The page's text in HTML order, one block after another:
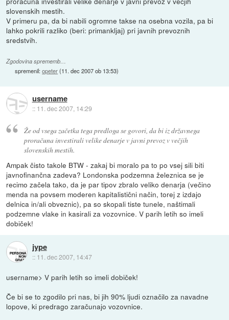
slovenskih mestih.
V primeru pa, da bi nabili ogromne takse na osebna vozila, pa bi
lahko pokrili razliko (beri: primankljaj) pri javnih prevoznih
sredstvih.
Zgodovina sprememb…
spremenil:opeter(11. dec 2007 ob 13:53)
username
:: 11. dec 2007, 14:29
Že od vsega začetka tega predloga se govori, da bi iz državnega
proračuna investirali velike denarje v javni prevoz v večjih
slovenskih mestih.
Ampak čisto takole BTW - zakaj bi moralo pa to po vsej sili biti
javnofinančna zadeva? Londonska podzemna železnica se je
recimo začela tako, da je par tipov zbralo veliko denarja (večino
menda na povsem moderen kapitalistični način, torej z izdajo
delnica in/ali obveznic), pa so skopali tiste tunele, naštimali
podzemne vlake in kasirali za vozovnice. V parih letih so imeli
dobiček!
jype
:: 11. dec 2007, 14:47
username> V parih letih so imeli dobiček!
Če bi se to zgodilo pri nas, bi jih 90% ljudi označilo za navadne
lopove, ki predrago zaračunajo vozovnice.